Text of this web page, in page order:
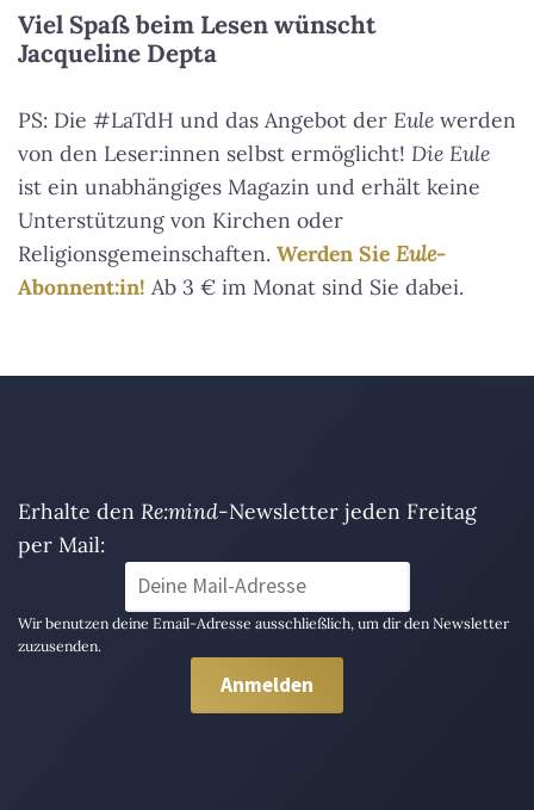
Viel Spaß beim Lesen wünscht
Jacqueline Depta
PS: Die #LaTdH und das Angebot der Eule werden
von den Leser:innen selbst ermöglicht! Die Eule
ist ein unabhängiges Magazin und erhält keine
Unterstützung von Kirchen oder
Religionsgemeinschaften. Werden Sie Eule-
Abonnent:in! Ab 3 € im Monat sind Sie dabei.
Erhalte den Re:mind-Newsletter jeden Freitag
per Mail:
Wir benutzen deine Email-Adresse ausschließlich, um dir den Newsletter
zuzusenden.